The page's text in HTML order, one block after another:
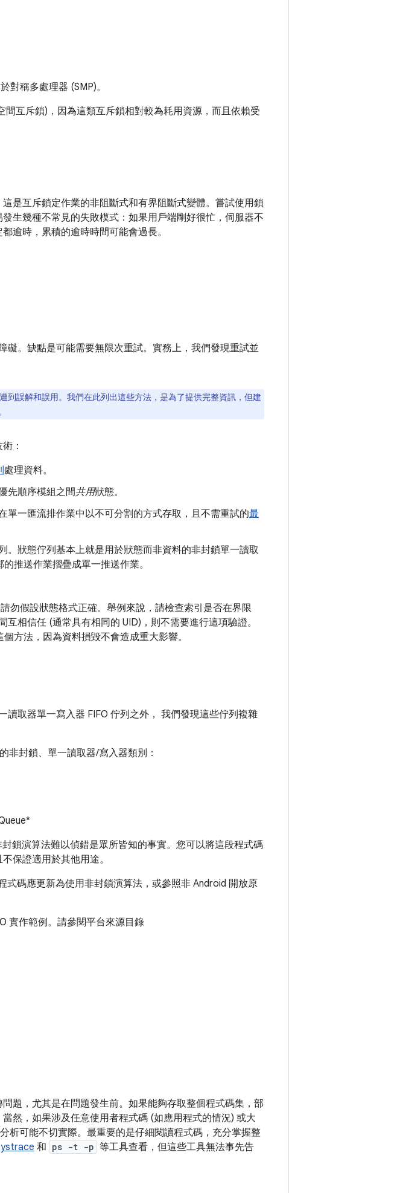
對稱多處理器 (SMP)。
間互斥鎖)，因為這類互斥鎖相對較為耗用資源，而且依賴受
是互斥鎖定作業的非阻斷式和有界阻斷式變體。嘗試使用鎖
生幾種不常見的失敗模式：如果用戶端剛好很忙，伺服器不
逾時，累積的逾時時間可能會過長。
礙。缺點是可能需要無限次重試。實務上，我們發現重試並
到誤解和誤用。我們在此列出這些方法，是為了提供完整資訊，但建
：
處理資料。
先順序模組之間共用狀態。
單一匯流排作業中以不可分割的方式存取，且不需重試的最
。狀態佇列基本上就是用於狀態而非資料的非封鎖單一讀取
推送作業摺疊成單一推送作業。
勿假設狀態格式正確。舉例來說，請檢查索引是否在界限
相信任 (通常具有相同的 UID)，則不需要進行這項驗證。
方法，因為資料損毀不會造成重大影響。
讀取器單一寫入器 FIFO 佇列之外， 我們發現這些佇列複雜
非封鎖、單一讀取器/寫入器類別：
鎖演算法難以偵錯是眾所皆知的事實。您可以將這段程式碼
保證適用於其他用途。
式碼應更新為使用非封鎖演算法，或參照非 Android 開放原
實作範例。請參閱平台來源目錄
題，尤其是在問題發生前。如果能夠存取整個程式碼集，部
然，如果涉及任意使用者程式碼 (如應用程式的情況) 或大
析可能不切實際。最重要的是仔細閱讀程式碼，充分掌握整
和 ps -t -p 等工具查看，但這些工具無法事先告